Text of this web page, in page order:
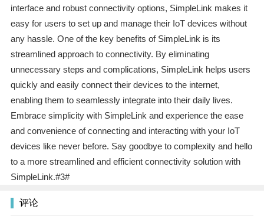
interface and robust connectivity options, SimpleLink makes it
easy for users to set up and manage their IoT devices without
any hassle. One of the key benefits of SimpleLink is its
streamlined approach to connectivity. By eliminating
unnecessary steps and complications, SimpleLink helps users
quickly and easily connect their devices to the internet,
enabling them to seamlessly integrate into their daily lives.
Embrace simplicity with SimpleLink and experience the ease
and convenience of connecting and interacting with your IoT
devices like never before. Say goodbye to complexity and hello
to a more streamlined and efficient connectivity solution with
SimpleLink.#3#
评论